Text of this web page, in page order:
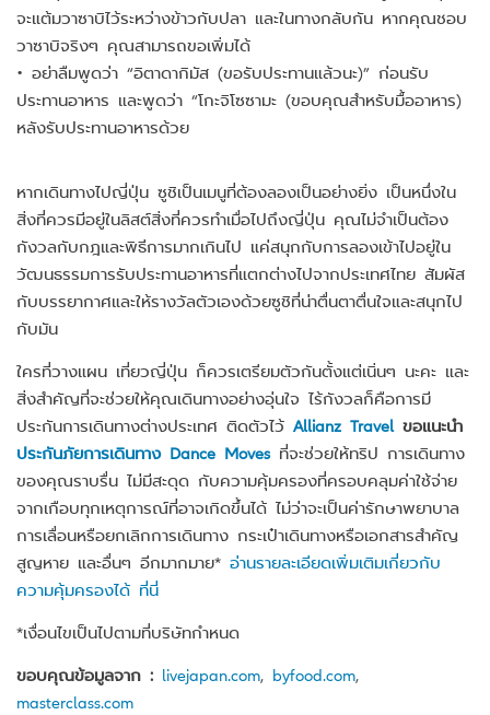
จะแต้มวาซาบิไว้ระหว่างข้าวกับปลา และในทางกลับกัน หากคุณชอบ
วาซาบิจริงๆ คุณสามารถขอเพิ่มได้
• อย่าลืมพูดว่า “อิตาดากิมัส (ขอรับประทานแล้วนะ)” ก่อนรับ
ประทานอาหาร และพูดว่า “โกะจิโซซามะ (ขอบคุณสำหรับมื้ออาหาร)
หลังรับประทานอาหารด้วย
หากเดินทางไปญี่ปุ่น ซูชิเป็นเมนูที่ต้องลองเป็นอย่างยิ่ง เป็นหนึ่งใน
สิ่งที่ควรมีอยู่ในลิสต์สิ่งที่ควรทำเมื่อไปถึงญี่ปุ่น คุณไม่จำเป็นต้อง
กังวลกับกฎและพิธีการมากเกินไป แค่สนุกกับการลองเข้าไปอยู่ใน
วัฒนธรรมการรับประทานอาหารที่แตกต่างไปจากประเทศไทย สัมผัส
กับบรรยากาศและให้รางวัลตัวเองด้วยซูชิที่น่าตื่นตาตื่นใจและสนุกไป
กับมัน
ใครที่วางแผน เที่ยวญี่ปุ่น ก็ควรเตรียมตัวกันตั้งแต่เนิ่นๆ นะคะ และ
สิ่งสำคัญที่จะช่วยให้คุณเดินทางอย่างอุ่นใจ ไร้กังวลก็คือการมี
ประกันการเดินทางต่างประเทศ ติดตัวไว้ Allianz Travel ขอแนะนำ
ประกันภัยการเดินทาง Dance Moves ที่จะช่วยให้ทริป การเดินทาง
ของคุณราบรื่น ไม่มีสะดุด กับความคุ้มครองที่ครอบคลุมค่าใช้จ่าย
จากเกือบทุกเหตุการณ์ที่อาจเกิดขึ้นได้ ไม่ว่าจะเป็นค่ารักษาพยาบาล
การเลื่อนหรือยกเลิกการเดินทาง กระเป๋าเดินทางหรือเอกสารสำคัญ
สูญหาย และอื่นๆ อีกมากมาย* อ่านรายละเอียดเพิ่มเติมเกี่ยวกับ
ความคุ้มครองได้ ที่นี่
*เงื่อนไขเป็นไปตามที่บริษัทกำหนด
ขอบคุณข้อมูลจาก : livejapan.com byfood.com
masterclass.com